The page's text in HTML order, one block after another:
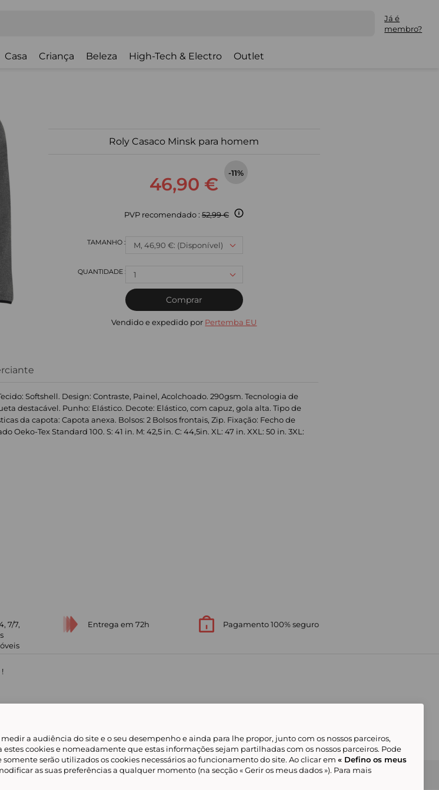
Já é
membro?
Casa Criança Beleza High-Tech & Electro Outlet
Roly Casaco Minsk para homem
46,90 €
-11%
PVP recomendado : 52,99 €
M, 46,90 €: (Disponível)
1
Comprar
Vendido e expedido por Pertemba EU
Softshell. Design: Contraste, Painel, Acolchoado. 290gsm. Tecnologia de
destacável. Punho: Elástico. Decote: Elástico, com capuz, gola alta. Tipo de
da capota: Capota anexa. Bolsos: 2 Bolsos frontais, Zip. Fixação: Fecho de
Tex Standard 100. S: 41 in. M: 42,5 in. C: 44,5in. XL: 47 in. XXL: 50 in. 3XL:
7/7,
Entrega em 72h Pagamento 100% seguro
Showroomprive group Ajuda e Contacto Gerir os meus cookies
Condições Gerais
a audiência do site e o seu desempenho e ainda para lhe propor, junto com os nossos parceiros,
estes cookies e nomeadamente que estas informações sejam partilhadas com os nossos parceiros. Pode
serão utilizados os cookies necessários ao funcionamento do site. Ao clicar em « Defino os meus
as suas preferências a qualquer momento (na secção « Gerir os meus dados »). Para mais